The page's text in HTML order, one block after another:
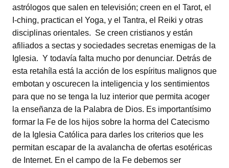
astrólogos que salen en televisión; creen en el Tarot, el
I-ching, practican el Yoga, y el Tantra, el Reiki y otras
disciplinas orientales. Se creen cristianos y están
afiliados a sectas y sociedades secretas enemigas de la
Iglesia. Y todavía falta mucho por denunciar. Detrás de
esta retahíla está la acción de los espíritus malignos que
embotan y oscurecen la inteligencia y los sentimientos
para que no se tenga la luz interior que permita acoger
la enseñanza de la Palabra de Dios. Es importantísimo
formar la Fe de los hijos sobre la horma del Catecismo
de la Iglesia Católica para darles los criterios que les
permitan escapar de la avalancha de ofertas esotéricas
de Internet. En el campo de la Fe debemos ser